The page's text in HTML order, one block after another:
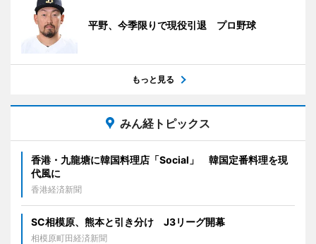
平野、今季限りで現役引退 プロ野球
もっと見る
みん経トピックス
香港・九龍塘に韓国料理店「Social」 韓国定番料理を現
代風に
香港経済新聞
SC相模原、熊本と引き分け J3リーグ開幕
相模原町田経済新聞